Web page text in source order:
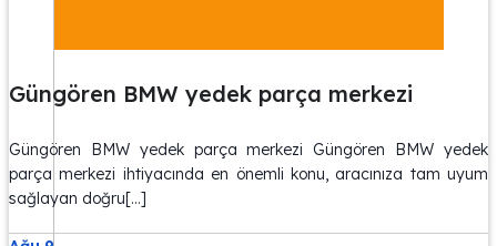
Güngören BMW yedek parça merkezi
Güngören BMW yedek parça merkezi Güngören BMW yedek
parça merkezi ihtiyacında en önemli konu, aracınıza tam uyum
sağlayan doğru[…]